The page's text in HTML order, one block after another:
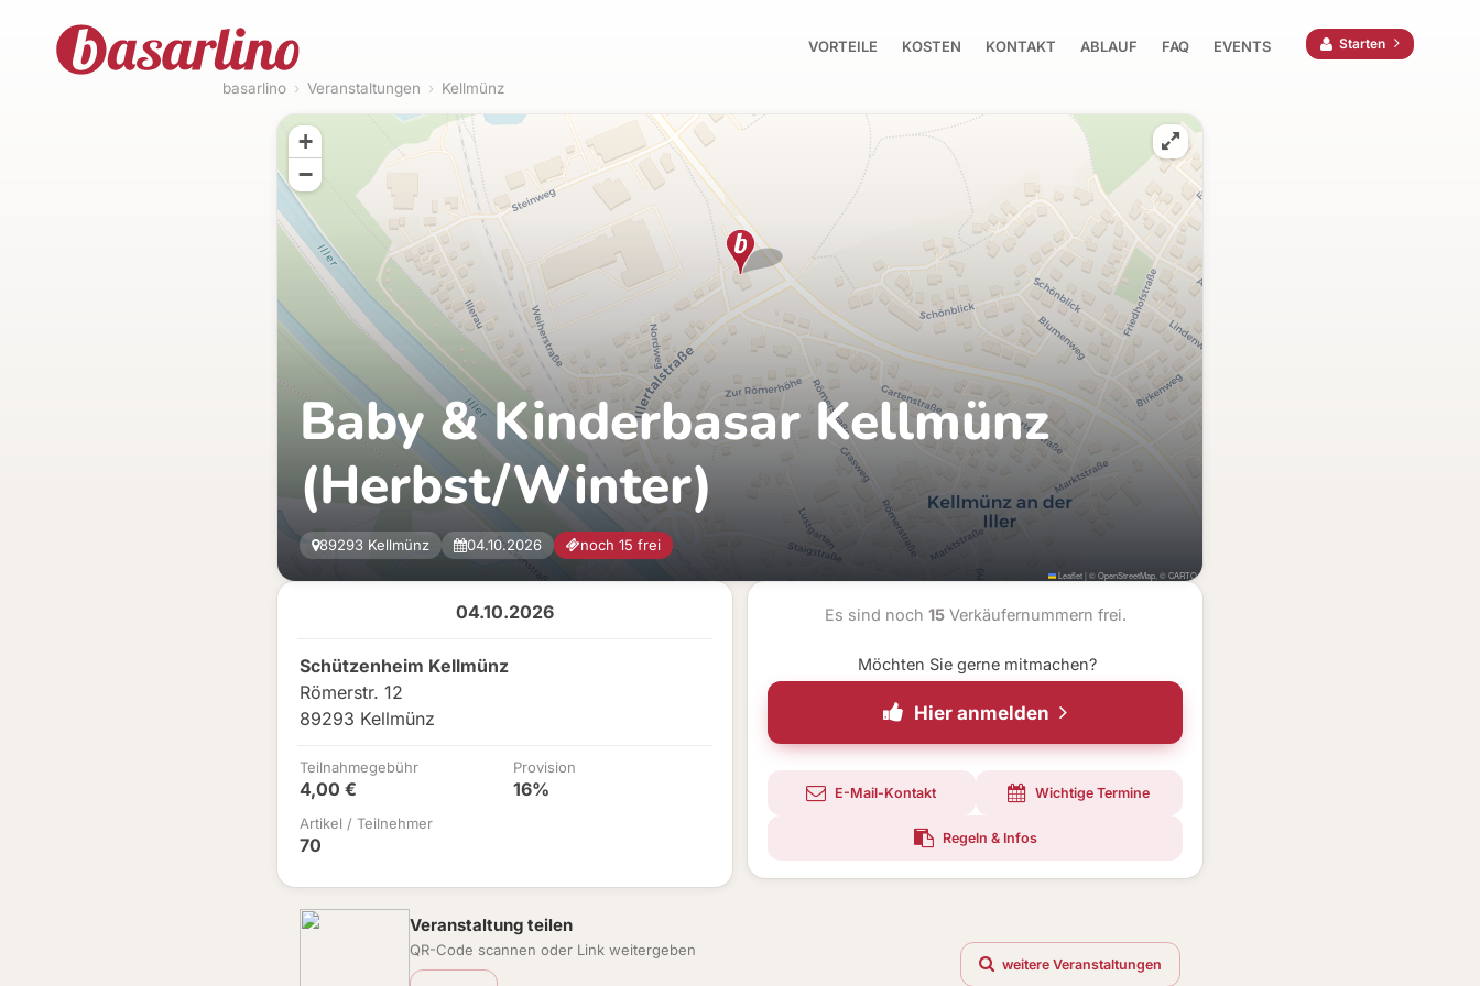
VORTEILE KOSTEN KONTAKT ABLAUF FAQ EVENTS Starten
basarlino › Veranstaltungen › Kellmünz
04.10.2026
Schützenheim Kellmünz
Römerstr. 12
89293 Kellmünz
Teilnahmegebühr
4,00 €
Provision
16%
Artikel / Teilnehmer
70
Es sind noch 15Verkäufernummern frei.
Möchten Sie gerne mitmachen?
Hier anmelden
E-Mail-Kontakt Wichtige Termine
Regeln & Infos
Baby & Kinderbasar Kellmünz
(Herbst/Winter)
89293 Kellmünz 04.10.2026 noch 15 frei
+
−
Leaflet|©OpenStreetMap , ©CARTO
Veranstaltung teilen
QR-Code scannen oder Link weitergeben
weitere Veranstaltungen